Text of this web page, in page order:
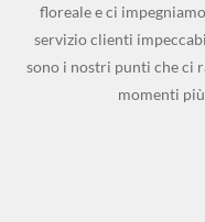
floreale e ci
servizio clienti
sono i nostri punti che ci
momenti